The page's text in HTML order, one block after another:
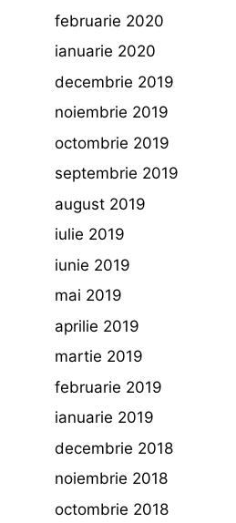
februarie 2020
ianuarie 2020
decembrie 2019
noiembrie 2019
octombrie 2019
septembrie 2019
august 2019
iulie 2019
iunie 2019
mai 2019
aprilie 2019
martie 2019
februarie 2019
ianuarie 2019
decembrie 2018
noiembrie 2018
octombrie 2018